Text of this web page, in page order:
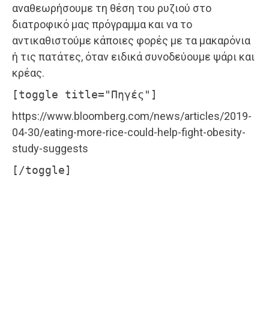
αναθεωρήσουμε τη θέση του ρυζιού στο
διατροφικό μας πρόγραμμα και να το
αντικαθιστούμε κάποιες φορές με τα μακαρόνια
ή τις πατάτες, όταν ειδικά συνοδεύουμε ψάρι και
κρέας.
[toggle title="Πηγές"]
https://www.bloomberg.com/news/articles/2019-
04-30/eating-more-rice-could-help-fight-obesity-
study-suggests
[/toggle]